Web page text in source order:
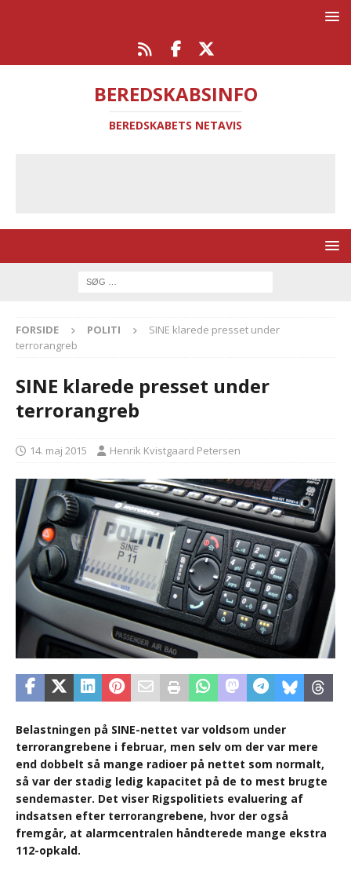
BEREDSKABSINFO
BEREDSKABETS NETAVIS
FORSIDE POLITI
SINE klarede presset under
terrorangreb
SINE klarede presset under
terrorangreb
14. maj 2015 Henrik Kvistgaard Petersen
Belastningen på SINE-nettet var voldsom under
terrorangrebene i februar, men selv om der var mere
end dobbelt så mange radioer på nettet som normalt,
så var der stadig ledig kapacitet på de to mest brugte
sendemaster. Det viser Rigspolitiets evaluering af
indsatsen efter terrorangrebene, hvor der også
fremgår, at alarmcentralen håndterede mange ekstra
112-opkald.